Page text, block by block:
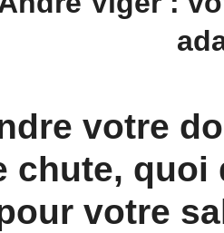
votre
chute, quoi
votre